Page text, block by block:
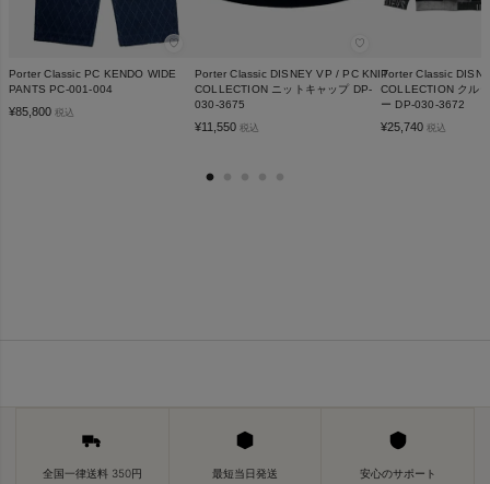
♡
Porter Classic PC KENDO WIDE
PANTS PC-001-004
¥85,800 税込
♡
Porter Classic DISNEY VP / PC KNIT
COLLECTION ニットキャップ DP-
030-3675
¥11,550 税込
Porter Classic
COLLECTION クル
ー DP-030-3672
¥25,740 税込
全国一律送料 350円 最短当日発送 安心のサポート